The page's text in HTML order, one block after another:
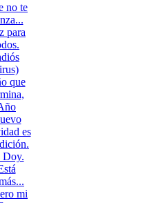
no te
para
que
es
Doy.
mi